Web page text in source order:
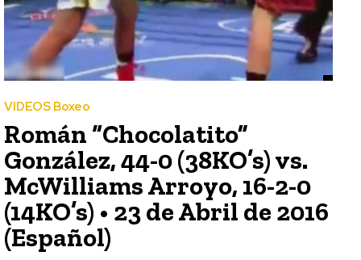
VIDEOS Boxeo
Román “Chocolatito”
González, 44-0 (38KO’s) vs.
McWilliams Arroyo, 16-2-0
(14KO’s) • 23 de Abril de 2016
(Español)